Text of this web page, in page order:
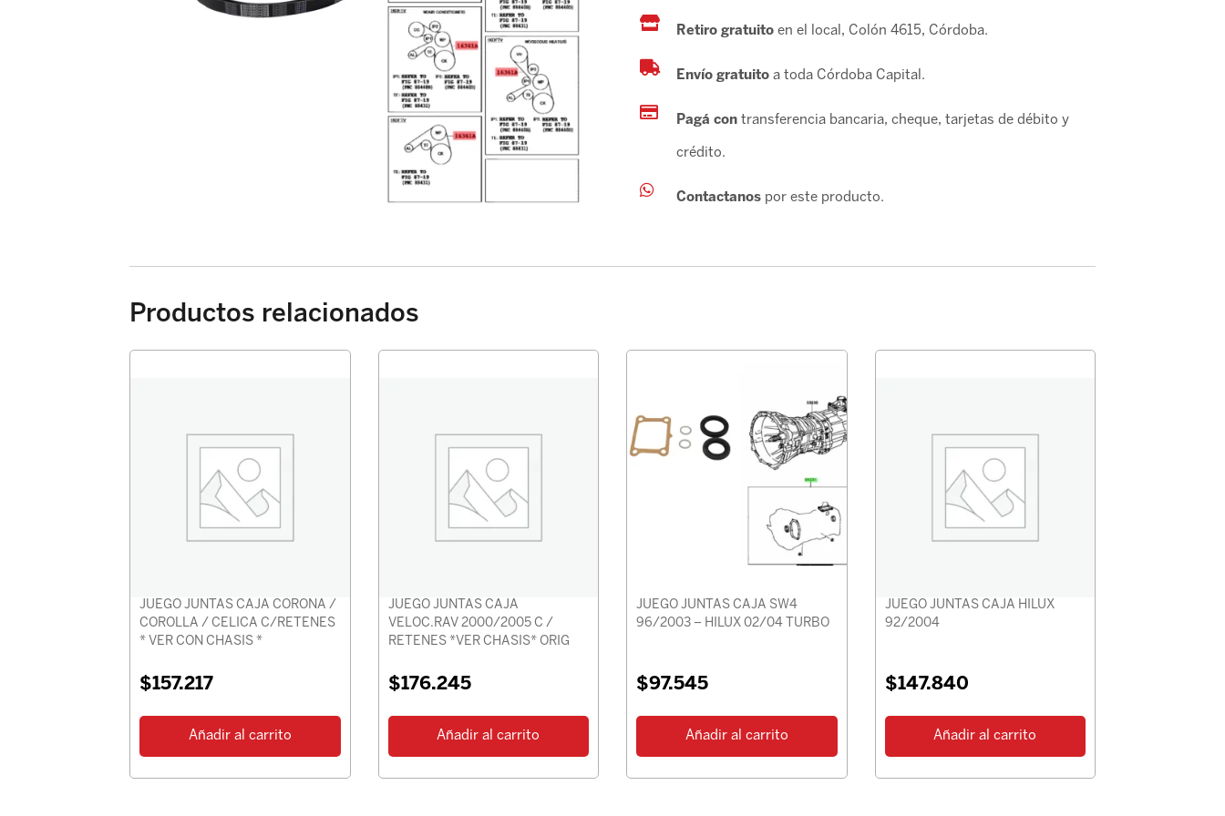
Retiro gratuito en el local, Colón 4615, Córdoba.
Envío gratuitoa toda Córdoba Capital.
Pagá contransferencia bancaria, cheque, tarjetas de débito y
crédito.
Contactanospor este producto.
Productos relacionados
JUEGO JUNTAS CAJA CORONA /
COROLLA / CELICA C/RETENES
* VER CON CHASIS *
$157.217
Añadir al carrito
JUEGO JUNTAS CAJA
VELOC.RAV 2000/2005 C /
RETENES *VER CHASIS* ORIG
$176.245
Añadir al carrito
JUEGO JUNTAS CAJA SW4
96/2003 – HILUX 02/04 TURBO
$97.545
Añadir al carrito
JUEGO JUNTAS CAJA HILUX
92/2004
$147.840
Añadir al carrito